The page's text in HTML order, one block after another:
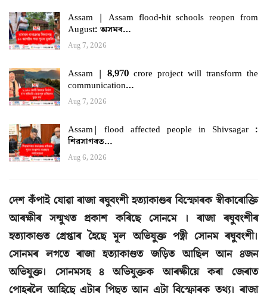
Assam | Assam flood-hit schools reopen from
August: অসমৰ…
Aug 7, 2026
Assam | 8,970 crore project will transform the
communication…
Aug 7, 2026
Assam| flood affected people in Shivsagar :
শিৱসাগৰত…
Aug 6, 2026
দেশ কঁপাই যোৱা ৰাজা ৰঘুবংশী হত্যাকাণ্ডৰ বিস্ফোৰক স্বীকাৰোক্তি
আৰক্ষীৰ সন্মুখত প্ৰকাশ কৰিছে সোনমে । ৰাজা ৰঘুবংশীৰ
হত্যাকাণ্ডত গ্ৰেপ্তাৰ হৈছে মূল অভিযুক্ত পত্নী সোনম ৰঘুবংশী।
সোনমৰ লগতে ৰাজা হত্যাকাণ্ডত জড়িত আছিল আন ৪জন
অভিযুক্ত। সোনমসহ ৪ অভিযুক্তক আৰক্ষীয়ে কৰা জেৰাত
পোহৰলৈ আহিছে এটাৰ পিছত আন এটা বিস্ফোৰক তথ্য। ৰাজা